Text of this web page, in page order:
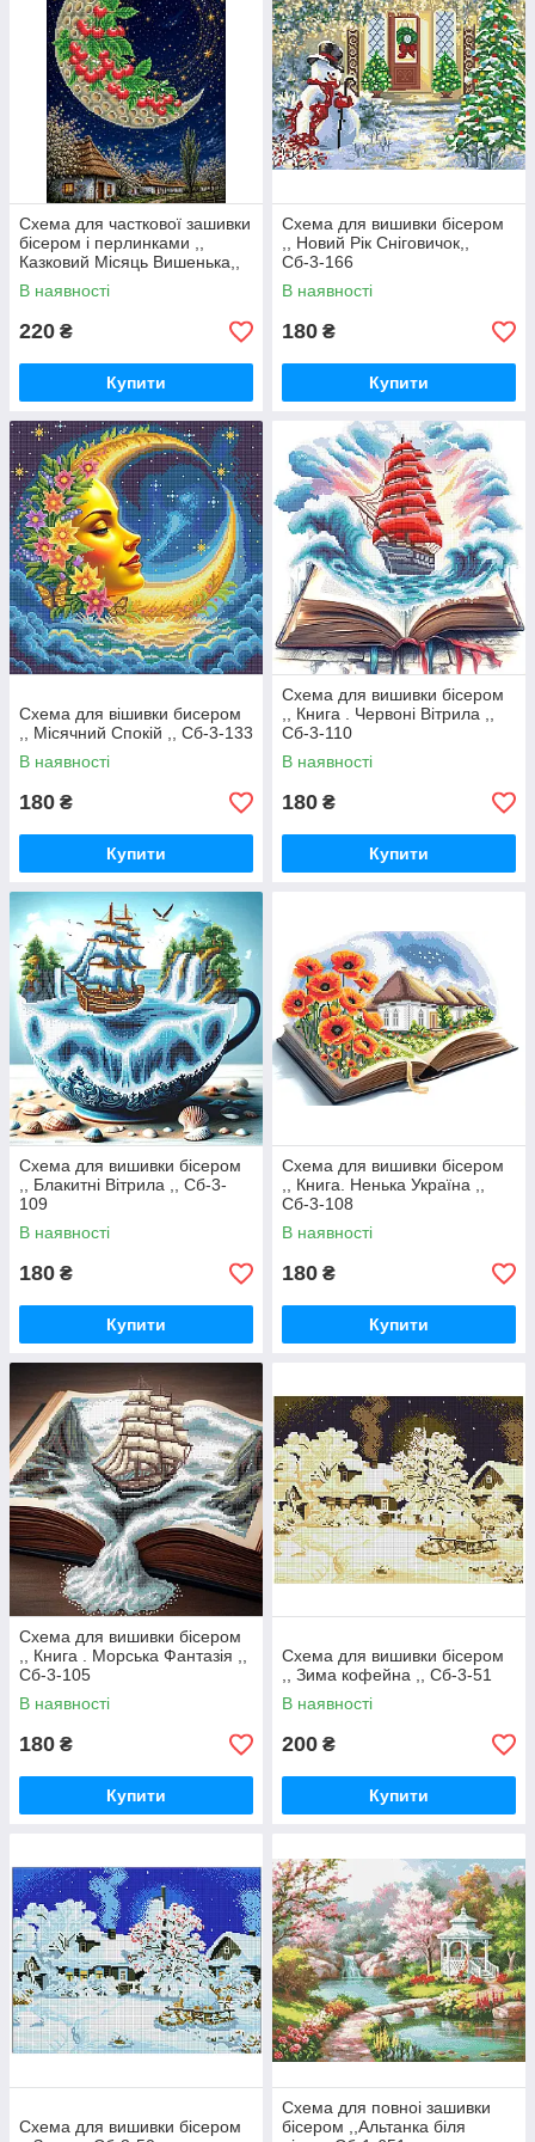
Схема для часткової зашивки
бісером і перлинками ,,
Казковий Місяць Вишенька,,
В наявності
220 ₴
Купити
Схема для вишивки бісером
,, Новий Рік Сніговичок,,
Сб-3-166
В наявності
180 ₴
Купити
Схема для вішивки бисером
,, Місячний Спокій ,, Сб-3-133
В наявності
180 ₴
Купити
Схема для вишивки бісером
,, Книга . Червоні Вітрила ,,
Сб-3-110
В наявності
180 ₴
Купити
Схема для вишивки бісером
,, Блакитні Вітрила ,, Сб-3-
109
В наявності
180 ₴
Купити
Схема для вишивки бісером
,, Книга. Ненька Україна ,,
Сб-3-108
В наявності
180 ₴
Купити
Схема для вишивки бісером
,, Книга . Морська Фантазія ,,
Сб-3-105
В наявності
180 ₴
Купити
Схема для вишивки бісером
,, Зима кофейна ,, Сб-3-51
В наявності
200 ₴
Купити
Схема для вишивки бісером
Схема для повноi зашивки
бiсером ,,Альтанка бiля